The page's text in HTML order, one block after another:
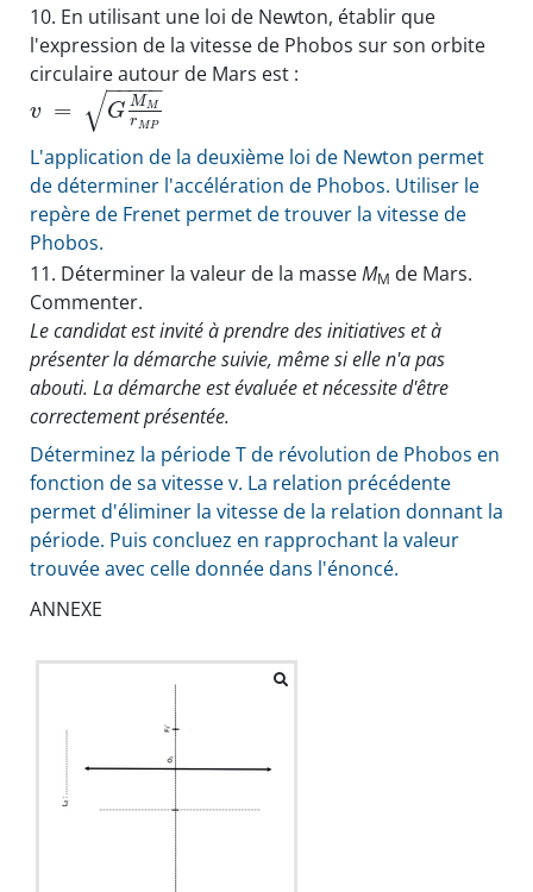
10. En utilisant une loi de Newton, établir que
l'expression de la vitesse de Phobos sur son orbite
circulaire autour de Mars est :
v = G MM
r M P
− −
−−−
√
L'application de la deuxième loi de Newton permet
de déterminer l'accélération de Phobos. Utiliser le
repère de Frenet permet de trouver la vitesse de
Phobos.
11. Déterminer la valeur de la masseMM de Mars.
Commenter.
Le candidat est invité à prendre des initiatives et à
présenter la démarche suivie, même si elle n'a pas
abouti. La démarche est évaluée et nécessite d'être
correctement présentée.
Déterminez la période T de révolution de Phobos en
fonction de sa vitesse v. La relation précédente
permet d'éliminer la vitesse de la relation donnant la
période. Puis concluez en rapprochant la valeur
trouvée avec celle donnée dans l'énoncé.
ANNEXE